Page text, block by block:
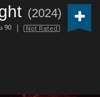
(2024)
Not Rated 90 دقیقه